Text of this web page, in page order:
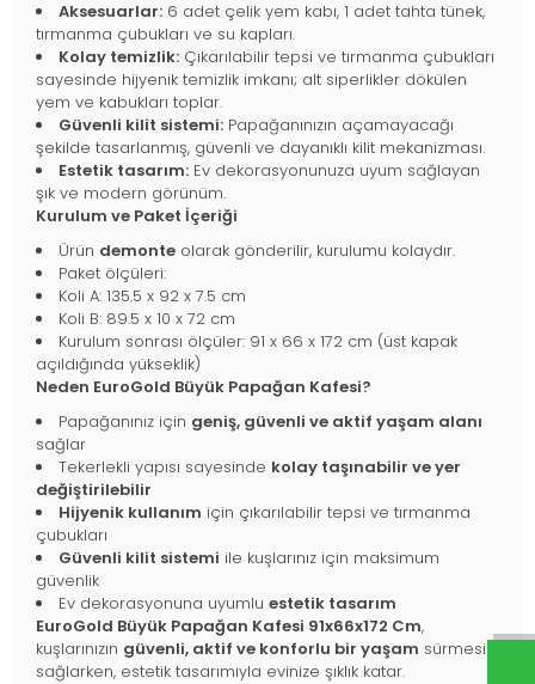
Aksesuarlar: 6 adet çelik yem kabı, 1 adet tahta tünek,
tırmanma çubukları ve su kapları.
Kolay temizlik: Çıkarılabilir tepsi ve tırmanma çubukları
sayesinde hijyenik temizlik imkanı; alt siperlikler dökülen
yem ve kabukları toplar.
Güvenli kilit sistemi: Papağanınızın açamayacağı
şekilde tasarlanmış, güvenli ve dayanıklı kilit mekanizması.
Estetik tasarım: Ev dekorasyonunuza uyum sağlayan
şık ve modern görünüm.
Kurulum ve Paket İçeriği
Ürün demonte olarak gönderilir, kurulumu kolaydır.
Paket ölçüleri:
Koli A: 135.5 x 92 x 7.5 cm
Koli B: 89.5 x 10 x 72 cm
Kurulum sonrası ölçüler: 91 x 66 x 172 cm (üst kapak
açıldığında yükseklik)
Neden EuroGold Büyük Papağan Kafesi?
Papağanınız için geniş, güvenli ve aktif yaşam alanı
sağlar
Tekerlekli yapısı sayesinde kolay taşınabilir ve yer
değiştirilebilir
Hijyenik kullanım için çıkarılabilir tepsi ve tırmanma
çubukları
Güvenli kilit sistemi ile kuşlarınız için maksimum
güvenlik
Ev dekorasyonuna uyumlu estetik tasarım
EuroGold Büyük Papağan Kafesi 91x66x172 Cm,
kuşlarınızın güvenli, aktif ve konforlu bir yaşam sürmesini
sağlarken, estetik tasarımıyla evinize şıklık katar.